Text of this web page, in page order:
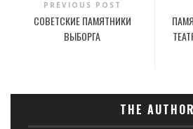
PREVIOUS POST
СОВЕТСКИЕ ПАМЯТНИКИ
ВЫБОРГА
THE AUTHOR